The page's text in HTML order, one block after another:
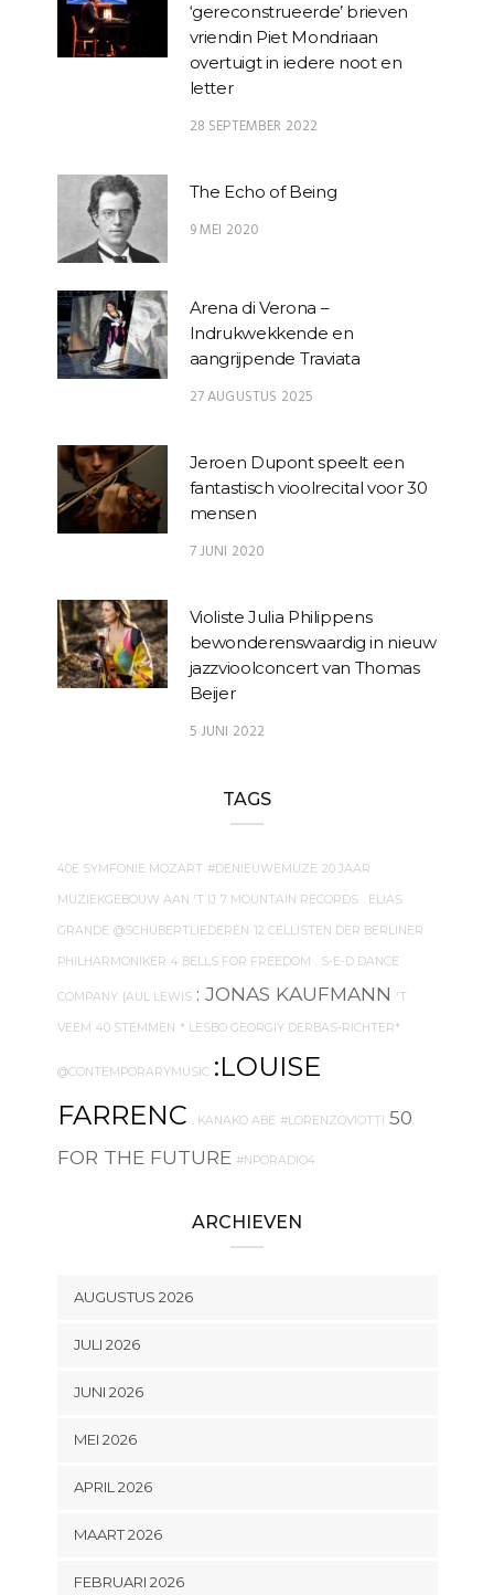
‘gereconstrueerde’ brieven
vriendin Piet Mondriaan
overtuigt in iedere noot en
letter
28 SEPTEMBER 2022
The Echo of Being
9 MEI 2020
Arena di Verona –
Indrukwekkende en
aangrijpende Traviata
27 AUGUSTUS 2025
Jeroen Dupont speelt een
fantastisch vioolrecital voor 30
mensen
7 JUNI 2020
Violiste Julia Philippens
bewonderenswaardig in nieuw
jazzvioolconcert van Thomas
Beijer
5 JUNI 2022
TAGS
40E SYMFONIE MOZART #DENIEUWEMUZE 20 JAAR
MUZIEKGEBOUW AAN 'T IJ 7 MOUNTAIN RECORDS . ELIAS
GRANDE @SCHUBERTLIEDEREN 12 CELLISTEN DER BERLINER
PHILHARMONIKER 4 BELLS FOR FREEDOM . S-E-D DANCE
COMPANY {AUL LEWIS : JONAS KAUFMANN 'T
VEEM 40 STEMMEN * LESBO GEORGIY DERBAS-RICHTER*
@CONTEMPORARYMUSIC :LOUISE
FARRENC
. KANAKO ABE #LORENZOVIOTTI
50
FOR THE FUTURE #NPORADIO4
ARCHIEVEN
AUGUSTUS 2026
JULI 2026
JUNI 2026
MEI 2026
APRIL 2026
MAART 2026
FEBRUARI 2026